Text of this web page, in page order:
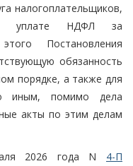
налогоплательщиков,
уплате НДФЛ за
Постановления
обязанность
порядке, а также для
иным, помимо дела
акты по этим делам
2026 года N 4-П